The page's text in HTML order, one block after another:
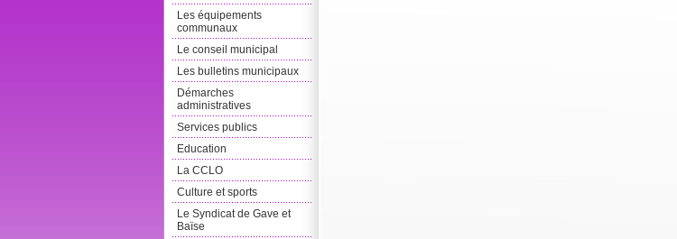
Les équipements
communaux
Le conseil municipal
Les bulletins municipaux
Démarches
administratives
Services publics
Education
La CCLO
Culture et sports
Le Syndicat de Gave et
Baïse